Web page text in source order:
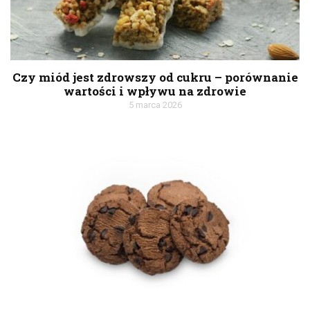
Czy miód jest zdrowszy od cukru – porównanie
wartości i wpływu na zdrowie
5 marca 2026